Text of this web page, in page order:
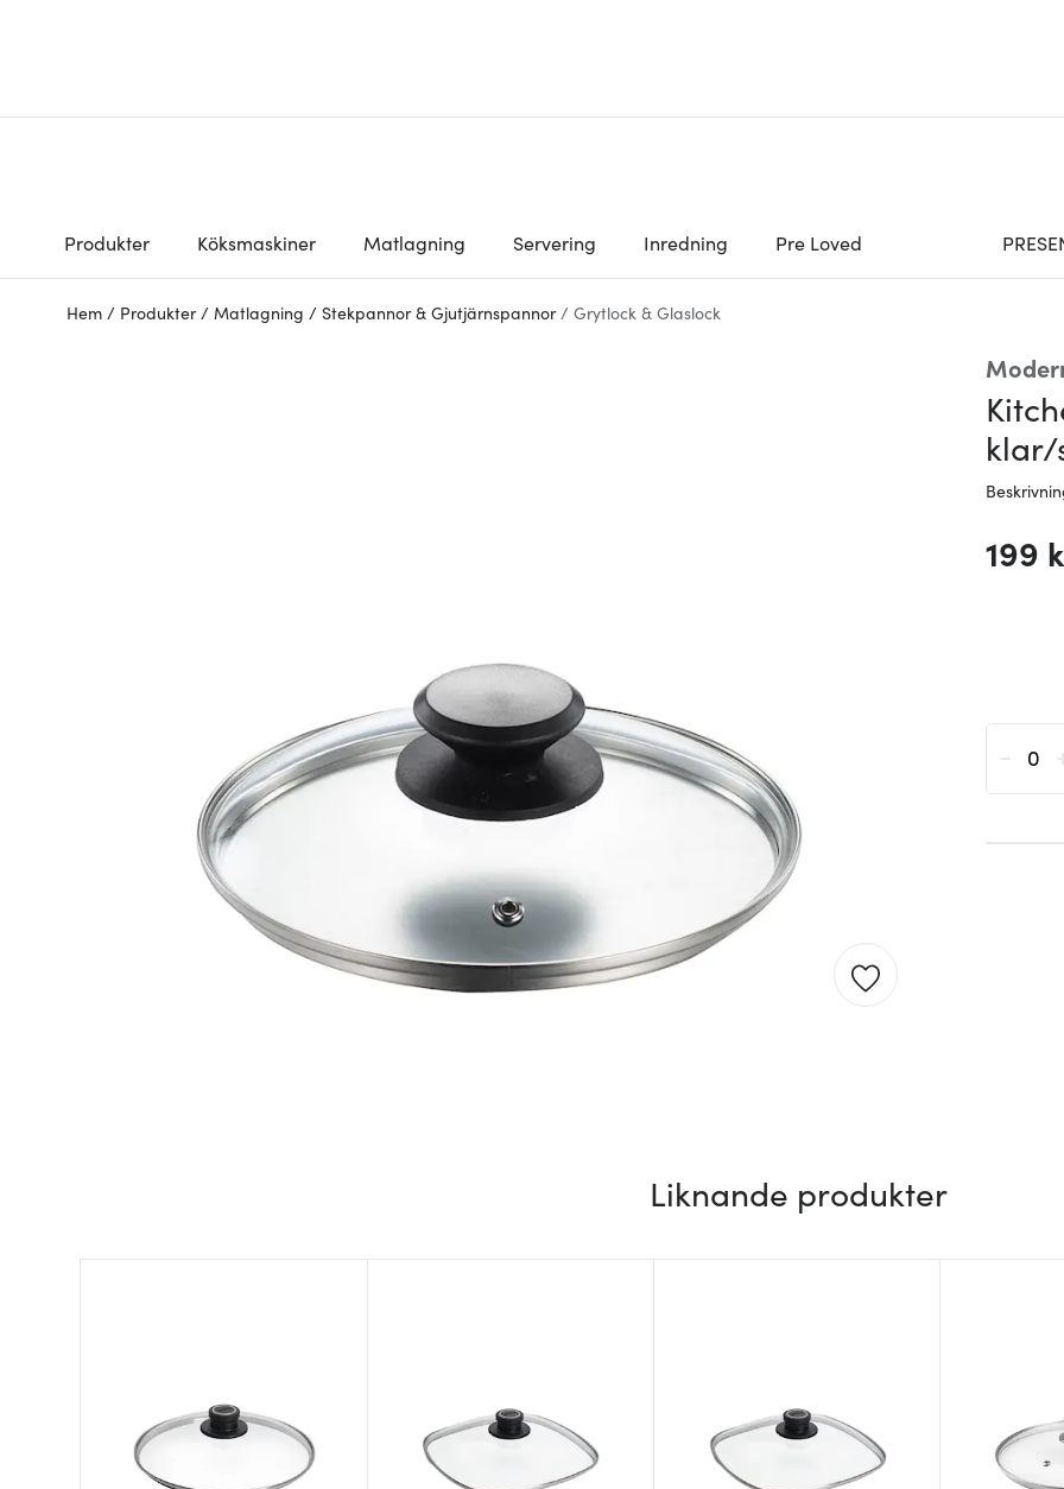
Produkter Köksmaskiner Matlagning Servering Inredning Pre Loved
Hem / Produkter / Matlagning / Stekpannor & Gjutjärnspannor / Grytlock & Glaslock
199
Liknande produkter